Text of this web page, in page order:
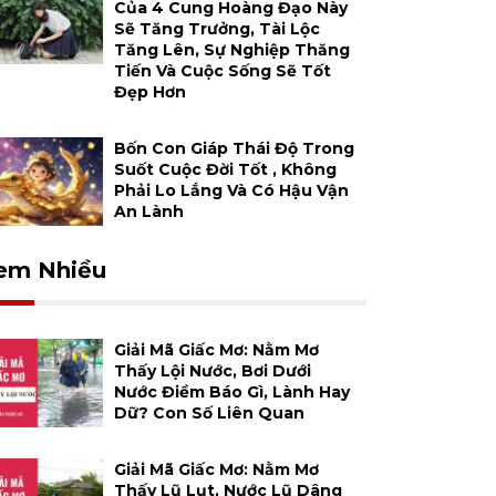
Của 4 Cung Hoàng Đạo Này
Sẽ Tăng Trưởng, Tài Lộc
Tăng Lên, Sự Nghiệp Thăng
Tiến Và Cuộc Sống Sẽ Tốt
Đẹp Hơn
Bốn Con Giáp Thái Độ Trong
Suốt Cuộc Đời Tốt , Không
Phải Lo Lắng Và Có Hậu Vận
An Lành
Nhiều
Giải Mã Giấc Mơ: Nằm Mơ
Thấy Lội Nước, Bơi Dưới
Nước Điềm Báo Gì, Lành Hay
Dữ? Con Số Liên Quan
Giải Mã Giấc Mơ: Nằm Mơ
Thấy Lũ Lụt, Nước Lũ Dâng